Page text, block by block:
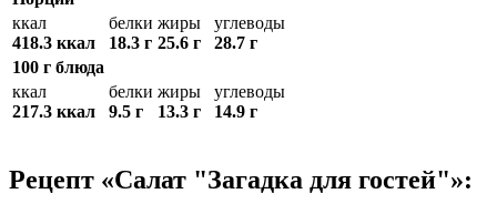
ккал
418.3 ккал
белки
18.3 г
жиры
25.6 г
углеводы
28.7 г
100 г блюда
ккал
217.3 ккал
белки
9.5 г
жиры
13.3 г
углеводы
14.9 г
Рецепт «Салат "Загадка для гостей"»: